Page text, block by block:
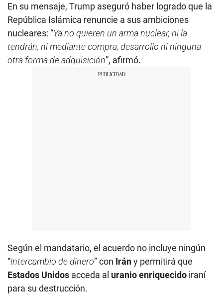
En su mensaje, Trump aseguró haber logrado que la
República Islámica renuncie a sus ambiciones
nucleares: “Ya no quieren un arma nuclear, ni la
tendrán, ni mediante compra, desarrollo ni ninguna
otra forma de adquisición”, afirmó.
Según el mandatario, el acuerdo no incluye ningún
“intercambio de dinero” con Irány permitirá que
Estados Unidos acceda al uranio enriquecido iraní
para su destrucción.